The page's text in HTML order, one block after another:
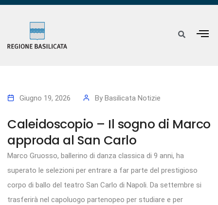
Giugno 19, 2026 By Basilicata Notizie
Caleidoscopio – Il sogno di Marco
approda al San Carlo
Marco Gruosso, ballerino di danza classica di 9 anni, ha
superato le selezioni per entrare a far parte del prestigioso
corpo di ballo del teatro San Carlo di Napoli. Da settembre si
trasferirà nel capoluogo partenopeo per studiare e per